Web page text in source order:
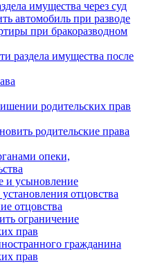
имущества через суд
автомобиль при разводе
при бракоразводном
раздела имущества после
родительских прав
родительские права
опеки,
и усыновление
отцовства
отцовства
ограничение
прав
гражданина
прав